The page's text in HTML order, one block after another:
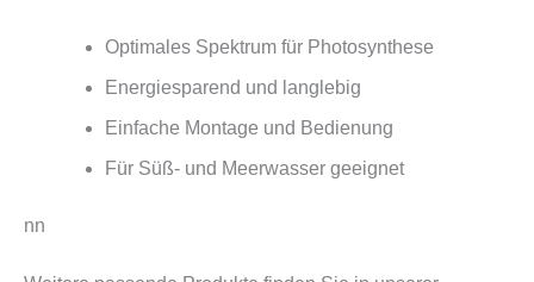
Optimales Spektrum für Photosynthese
Energiesparend und langlebig
Einfache Montage und Bedienung
Für Süß- und Meerwasser geeignet
nn